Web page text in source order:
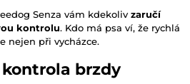
Senza vám kdekoliv zaručí
kontrolu. Kdo má psa ví, že rychlá
nejen při vycházce.
brzdy